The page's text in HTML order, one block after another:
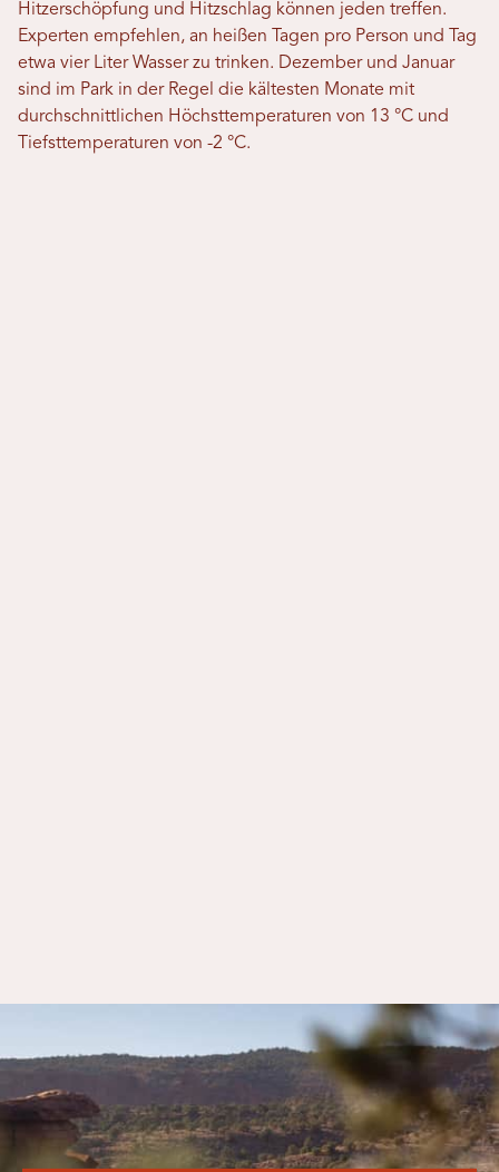
Hitzerschöpfung und Hitzschlag können jeden treffen.
Experten empfehlen, an heißen Tagen pro Person und Tag
etwa vier Liter Wasser zu trinken. Dezember und Januar
sind im Park in der Regel die kältesten Monate mit
durchschnittlichen Höchsttemperaturen von 13 °C und
Tiefsttemperaturen von -2 °C.